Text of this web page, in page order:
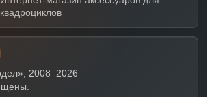
квадроциклов
2008–2026